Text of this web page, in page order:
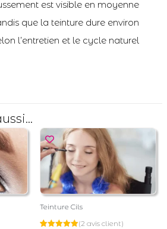
est visible en moyenne
que la teinture dure environ
l’entretien et le cycle naturel
Teinture Cils
(2 avis client)